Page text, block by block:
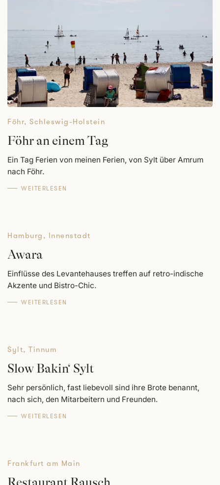
Föhr, Schleswig-Holstein
Föhr an einem Tag
Ein Tag Ferien von meinen Ferien, von Sylt über Amrum
nach Föhr.
WEITERLESEN
Hamburg , Innenstadt
Awara
Einflüsse des Levantehauses treffen auf retro-indische
Akzente und Bistro-Chic.
WEITERLESEN
Sylt, Tinnum
Slow Bakin‘ Sylt
Sehr persönlich, fast liebevoll sind ihre Brote benannt,
nach sich, den Mitarbeitern und Freunden.
WEITERLESEN
Frankfurt am Main
Restaurant Rausch